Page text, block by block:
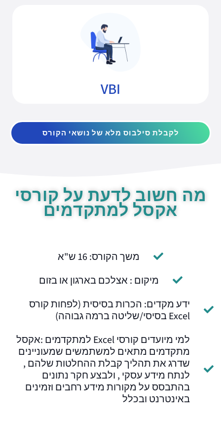
VBI
הכרת מקליט המקרו (VBA)
לקבלת סילבוס מלא של נושאי הקורס
מה חשוב לדעת על קורסי
אקסל למתקדמים
משך הקורס: 16 ש"א
מיקום : אצלכם בארגון או בזום
ידע מקדים: הכרות בסיסית (לפחות קורס
Excel בסיסי/שליטה ברמה גבוהה)
למי מיועדים קורסי Excel למתקדמים :אקסל
מתקדמים מתאים למשתמשים שמעוניינים
שדרג את תהליך קבלת ההחלטות שלהם ,
לנתח מידע עסקי , ולבצע חקר נתונים
בהתבסס על מקורות מידע רחבים וזמינים
באינטרנט ובכלל